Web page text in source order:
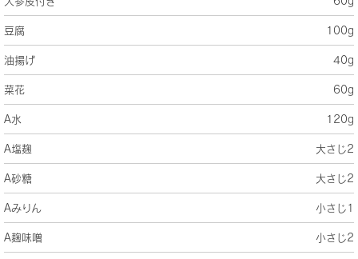
豆腐 100g
油揚げ 40g
菜花 60g
A水 120g
A塩麹 大さじ2
A砂糖 大さじ2
Aみりん 小さじ1
A麹味噌 小さじ2